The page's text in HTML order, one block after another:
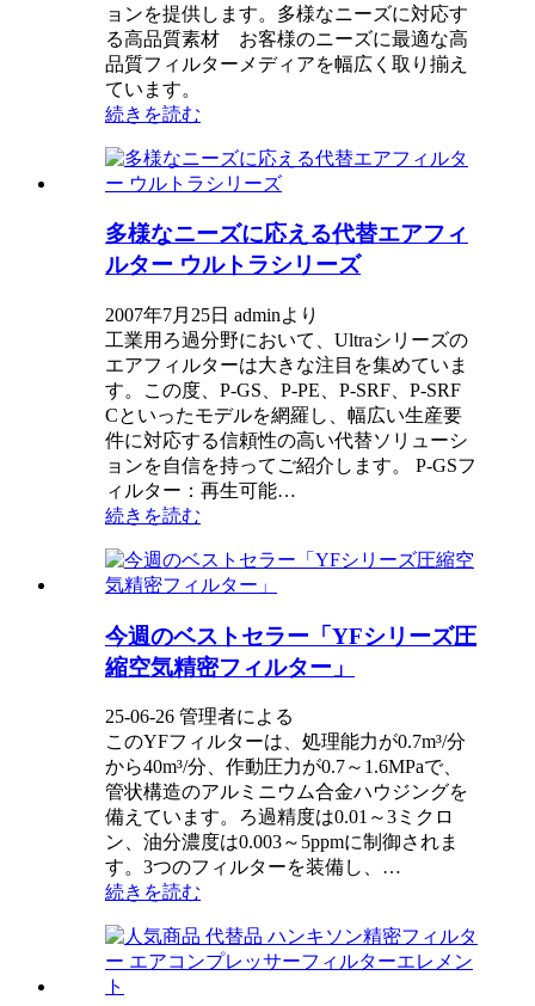
ョンを提供します。多様なニーズに対応す
る高品質素材 お客様のニーズに最適な高
品質フィルターメディアを幅広く取り揃え
ています。
続きを読む
多様なニーズに応える代替エアフィ
ルター ウルトラシリーズ
2007年7月25日 adminより
工業用ろ過分野において、Ultraシリーズの
エアフィルターは大きな注目を集めていま
す。この度、P-GS、P-PE、P-SRF、P-SRF
Cといったモデルを網羅し、幅広い生産要
件に対応する信頼性の高い代替ソリューシ
ョンを自信を持ってご紹介します。​ P-GSフ
ィルター：再生可能…
続きを読む
今週のベストセラー「YFシリーズ圧
縮空気精密フィルター」
25-06-26 管理者による
このYFフィルターは、処理能力が0.7m³/分
から40m³/分、作動圧力が0.7～1.6MPaで、
管状構造のアルミニウム合金ハウジングを
備えています。ろ過精度は0.01～3ミクロ
ン、油分濃度は0.003～5ppmに制御されま
す。3つのフィルターを装備し、…
続きを読む